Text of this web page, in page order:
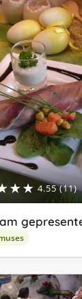
4.55 (11)